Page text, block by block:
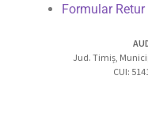
Formular Retur
Jud. Timiș,
CUI: